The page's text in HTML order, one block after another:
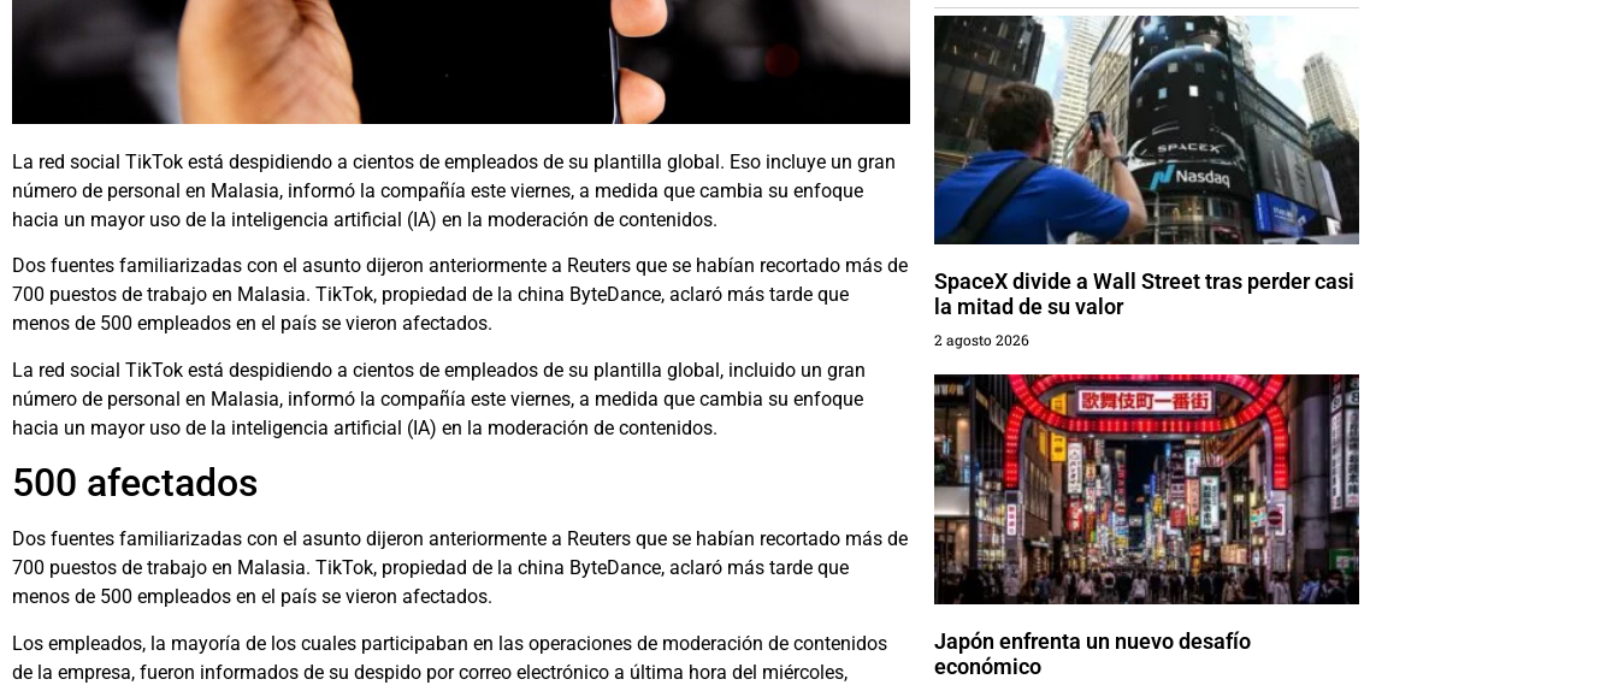
La red social TikTok está despidiendo a cientos de empleados de su plantilla global. Eso incluye un gran
número de personal en Malasia, informó la compañía este viernes, a medida que cambia su enfoque
hacia un mayor uso de la inteligencia artificial (IA) en la moderación de contenidos.
Dos fuentes familiarizadas con el asunto dijeron anteriormente a Reuters que se habían recortado más de
700 puestos de trabajo en Malasia. TikTok, propiedad de la china ByteDance, aclaró más tarde que
menos de 500 empleados en el país se vieron afectados.
La red social TikTok está despidiendo a cientos de empleados de su plantilla global, incluido un gran
número de personal en Malasia, informó la compañía este viernes, a medida que cambia su enfoque
hacia un mayor uso de la inteligencia artificial (IA) en la moderación de contenidos.
500 afectados
Dos fuentes familiarizadas con el asunto dijeron anteriormente a Reuters que se habían recortado más de
700 puestos de trabajo en Malasia. TikTok, propiedad de la china ByteDance, aclaró más tarde que
menos de 500 empleados en el país se vieron afectados.
Los empleados, la mayoría de los cuales participaban en las operaciones de moderación de contenidos
de la empresa, fueron informados de su despido por correo electrónico a última hora del miércoles,
SpaceX divide a Wall Street tras perder casi
la mitad de su valor
2 agosto 2026
Japón enfrenta un nuevo desafío
económico